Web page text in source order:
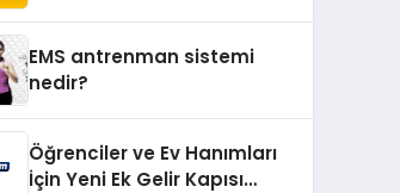
EMS antrenman sistemi
nedir?
Öğrenciler ve Ev Hanımları
İçin Yeni Ek Gelir Kapısı